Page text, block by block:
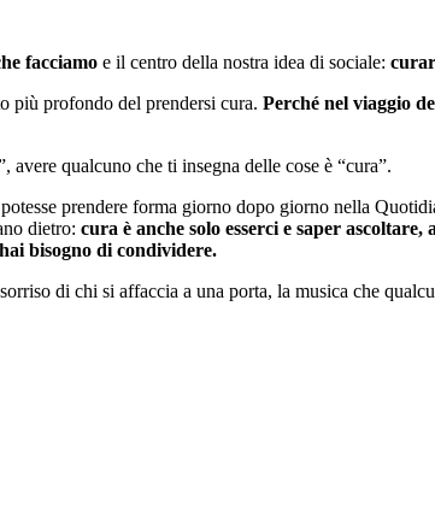
facciamo e il centro della nostra idea di sociale:
più profondo del prendersi cura. Perché nel viaggio
avere qualcuno che ti insegna delle cose è “cura”.
prendere forma giorno dopo giorno nella
dietro: cura è anche solo esserci e saper
bisogno di condividere.
di chi si affaccia a una porta, la musica che